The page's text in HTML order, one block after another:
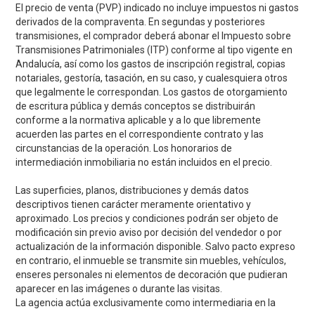
El precio de venta (PVP) indicado no incluye impuestos ni gastos
derivados de la compraventa. En segundas y posteriores
transmisiones, el comprador deberá abonar el Impuesto sobre
Transmisiones Patrimoniales (ITP) conforme al tipo vigente en
Andalucía, así como los gastos de inscripción registral, copias
notariales, gestoría, tasación, en su caso, y cualesquiera otros
que legalmente le correspondan. Los gastos de otorgamiento
de escritura pública y demás conceptos se distribuirán
conforme a la normativa aplicable y a lo que libremente
acuerden las partes en el correspondiente contrato y las
circunstancias de la operación. Los honorarios de
intermediación inmobiliaria no están incluidos en el precio.
Las superficies, planos, distribuciones y demás datos
descriptivos tienen carácter meramente orientativo y
aproximado. Los precios y condiciones podrán ser objeto de
modificación sin previo aviso por decisión del vendedor o por
actualización de la información disponible. Salvo pacto expreso
en contrario, el inmueble se transmite sin muebles, vehículos,
enseres personales ni elementos de decoración que pudieran
aparecer en las imágenes o durante las visitas.
La agencia actúa exclusivamente como intermediaria en la